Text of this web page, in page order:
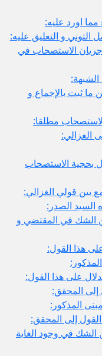
اورد عليه:
التوني و التعليق عليه:
الاستصحاب في
ما ثبت بالإجماع و
مطلقا:
الغزالي:
بحجية الاستصحاب
بين قولي الغزالي:
السيد الصدر:
الشك في المقتضي و
هذا القول:
على هذا القول:
إلى المحقق:
المذكور:
إلى المحقق:
الشك في وجود الغاية